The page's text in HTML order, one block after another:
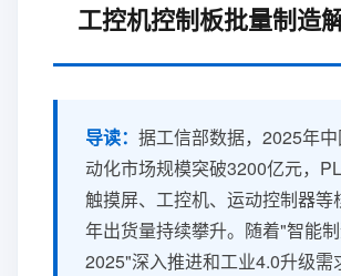
工控机控制板批量制造
导读： 据工信部数据，2025年
动化市场规模突破3200亿元，
触摸屏、工控机、运动控制器等
年出货量持续攀升。随着"智能
2025"深入推进和工业4.0升级需